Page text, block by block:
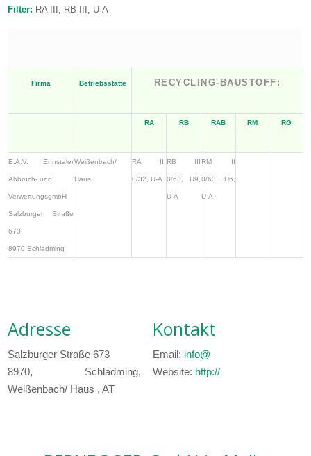
Filter: RA III, RB III, U-A
Firma Betriebsstätte RECYCLING-BAUSTOFF:
RA RB RAB RM RG
E.A.V. Ennstaler
Abbruch- und
VerwertungsgmbH
Salzburger Straße
673
8970 Schladming
Weißenbach/
Haus
RA III
0/32, U-A
RB III
0/63, U9,
U-A
RM II
0/63, U6,
U-A
Adresse
Salzburger Straße 673
8970, Schladming,
Weißenbach/ Haus , AT
Kontakt
Email: info@
Website: http://